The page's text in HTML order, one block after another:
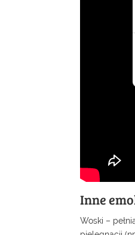
Inne
Woski –